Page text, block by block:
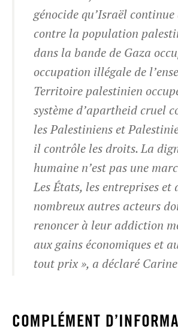
génocide qu’Israël
contre la population
dans la bande de Gaza
occupation illégale de
Territoire palestinien
système d’apartheid cruel
les Palestiniens et
il contrôle les droits. La
humaine n’est pas une
Les États, les entreprises et
nombreux autres acteurs
renoncer à leur addiction
aux gains économiques et
tout prix », a déclaré
COMPLÉMENT